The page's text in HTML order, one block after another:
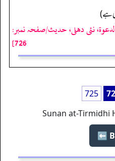
ہے)
نئى دهلى، حدیث/صفحہ نمبر:
726]
725
Sunan at-Tirmidhi